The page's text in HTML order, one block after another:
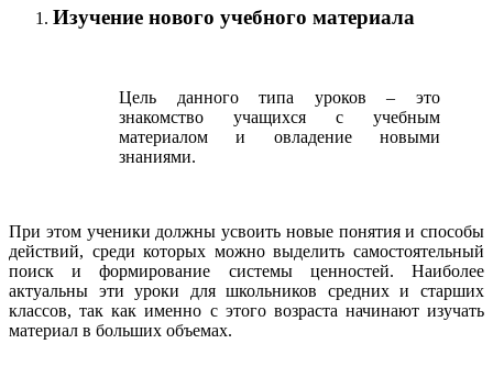
Изучение нового учебного материала
Цель данного типа уроков – это
знакомство учащихся с учебным
материалом и овладение новыми
знаниями.
При этом ученики должны усвоить новые понятия и способы
действий, среди которых можно выделить самостоятельный
поиск и формирование системы ценностей. Наиболее
актуальны эти уроки для школьников средних и старших
классов, так как именно с этого возраста начинают изучать
материал в больших объемах.